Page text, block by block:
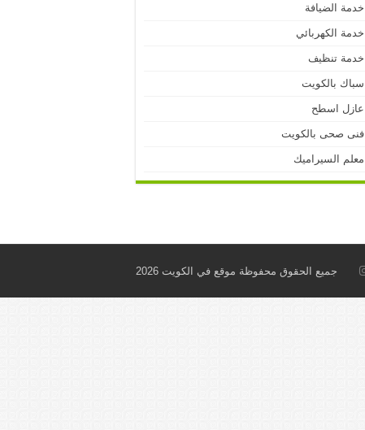
خدمة الضيافة
خدمة الكهربائي
خدمة تنظيف
سباك بالكويت
عازل اسطح
فنى صحى بالكويت
معلم السيراميك
جميع الحقوق محفوظة موقع في الكويت 2026